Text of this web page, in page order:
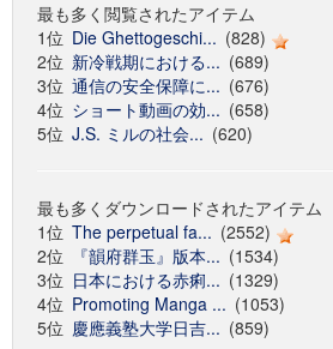
最も多く閲覧されたアイテム
1位 Die Ghettogeschi... (828)
2位 新冷戦期における... (689)
3位 通信の安全保障に... (676)
4位 ショート動画の効... (658)
5位 J.S. ミルの社会... (620)
最も多くダウンロードされたアイテム
1位 The perpetual fa... (2552)
2位
『韻府群玉』版本... (1534)
3位 日本における赤痢... (1329)
4位 Promoting Manga ... (1053)
5位 慶應義塾大学日吉... (859)